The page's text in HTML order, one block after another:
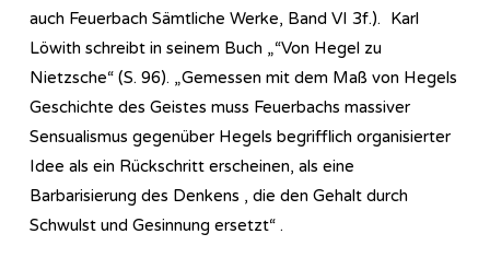
auch Feuerbach Sämtliche Werke, Band VI 3f.). Karl
Löwith schreibt in seinem Buch „“Von Hegel zu
Nietzsche“ (S. 96). „Gemessen mit dem Maß von Hegels
Geschichte des Geistes muss Feuerbachs massiver
Sensualismus gegenüber Hegels begrifflich organisierter
Idee als ein Rückschritt erscheinen, als eine
Barbarisierung des Denkens , die den Gehalt durch
Schwulst und Gesinnung ersetzt“ .